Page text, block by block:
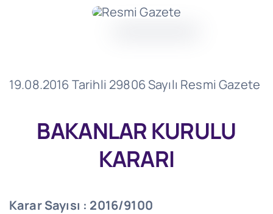
19.08.2016 Tarihli 29806 Sayılı Resmi Gazete
BAKANLAR KURULU
KARARI
Karar Sayısı : 2016/9100